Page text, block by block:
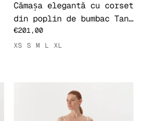
Cămașa elegantă cu corset
din poplin de bumbac Tana
Lawn, 5 culori
€201,00
XS S M L XL